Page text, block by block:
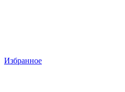
Избранное